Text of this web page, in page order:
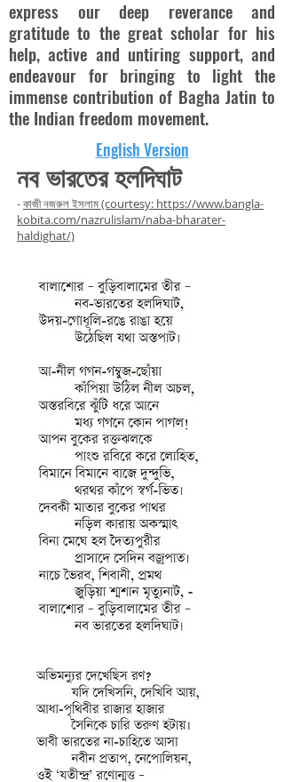
express our deep reverance and
gratitude to the great scholar for his
help, active and untiring support, and
endeavour for bringing to light the
immense contribution of Bagha Jatin to
the Indian freedom movement.
English Version
নব ভারতের হলদিঘাট
-কাজী নজরুল ইসলাম(courtesy: https://www.bangla-
kobita.com/nazrulislam/naba-bharater-
haldighat/)